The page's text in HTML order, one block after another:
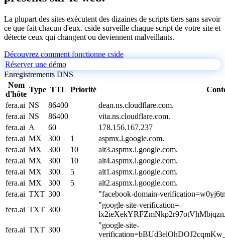
La plupart des sites exécutent des dizaines de scripts tiers sans savoir
ce que fait chacun d'eux. cside surveille chaque script de votre site et
détecte ceux qui changent ou deviennent malveillants.
Découvrez comment fonctionne cside
Réserver une démo
Enregistrements DNS
Nom
d'hôte
Type TTL Priorité
fera.ai NS 86400
dean.ns.cloudflare.com.
fera.ai NS 86400
vita.ns.cloudflare.com.
fera.ai A 60
178.156.167.237
fera.ai MX 300 1
aspmx.l.google.com.
fera.ai MX 300 10
alt3.aspmx.l.google.com.
fera.ai MX 300 10
alt4.aspmx.l.google.com.
fera.ai MX 300 5
alt1.aspmx.l.google.com.
fera.ai MX 300 5
alt2.aspmx.l.google.com.
fera.ai TXT 300
"facebook-domain-
fera.ai TXT 300
"google-site-verification=-
fera.ai TXT 300
"google-site-